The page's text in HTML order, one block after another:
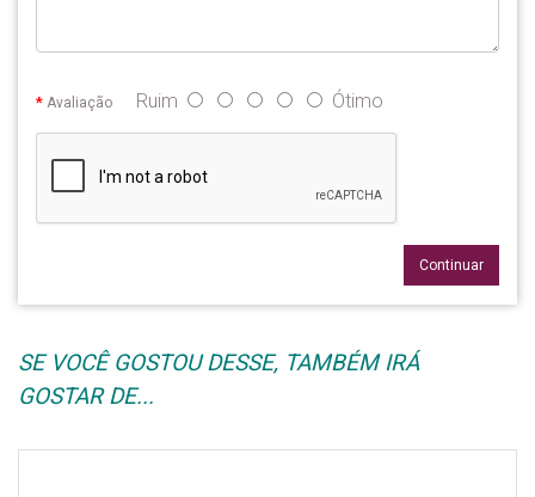
Avaliação Ruim Ótimo
Continuar
SE VOCÊ GOSTOU DESSE, TAMBÉM IRÁ
GOSTAR DE...